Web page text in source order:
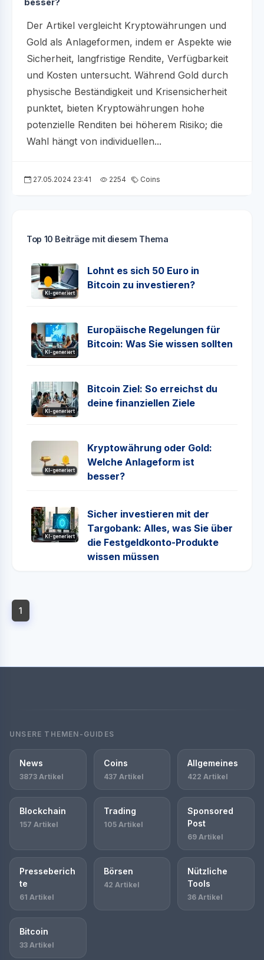
besser?
Der Artikel vergleicht Kryptowährungen und
Gold als Anlageformen, indem er Aspekte wie
Sicherheit, langfristige Rendite, Verfügbarkeit
und Kosten untersucht. Während Gold durch
physische Beständigkeit und Krisensicherheit
punktet, bieten Kryptowährungen hohe
potenzielle Renditen bei höherem Risiko; die
Wahl hängt von individuellen...
27.05.2024 23:41 2254 Coins
Top 10 Beiträge mit diesem Thema
KI-generiert
Lohnt es sich 50 Euro in
Bitcoin zu investieren?
KI-generiert
Europäische Regelungen für
Bitcoin: Was Sie wissen sollten
KI-generiert
Bitcoin Ziel: So erreichst du
deine finanziellen Ziele
KI-generiert
Kryptowährung oder Gold:
Welche Anlageform ist
besser?
KI-generiert
Sicher investieren mit der
Targobank: Alles, was Sie über
die Festgeldkonto-Produkte
wissen müssen
1
UNSERE THEMEN-GUIDES
News
3873 Artikel
Coins
437 Artikel
Allgemeines
422 Artikel
Blockchain
157 Artikel
Trading
105 Artikel
Sponsored
Post
69 Artikel
Presseberich
te
61 Artikel
Börsen
42 Artikel
Nützliche
Tools
36 Artikel
Bitcoin
33 Artikel